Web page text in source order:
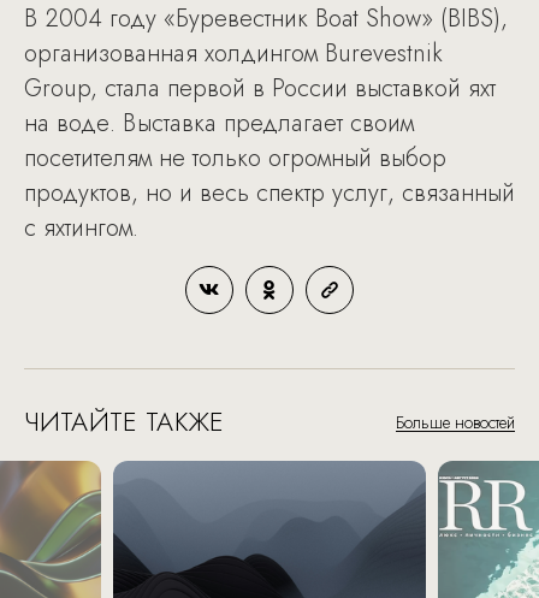
В 2004 году «Буревестник Boat Show» (BIBS),
организованная холдингом Burevestnik
Group, стала первой в России выставкой яхт
на воде. Выставка предлагает своим
посетителям не только огромный выбор
продуктов, но и весь спектр услуг, связанный
с яхтингом.
ЧИТАЙТЕ ТАКЖЕ Больше новостей